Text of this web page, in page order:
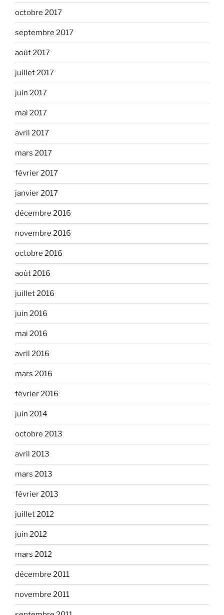
octobre 2017
septembre 2017
août 2017
juillet 2017
juin 2017
mai 2017
avril 2017
mars 2017
février 2017
janvier 2017
décembre 2016
novembre 2016
octobre 2016
août 2016
juillet 2016
juin 2016
mai 2016
avril 2016
mars 2016
février 2016
juin 2014
octobre 2013
avril 2013
mars 2013
février 2013
juillet 2012
juin 2012
mars 2012
décembre 2011
novembre 2011